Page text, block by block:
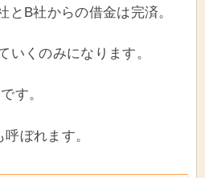
とB社からの借金は完済。
いくのみになります。
す。
呼ぼれます。